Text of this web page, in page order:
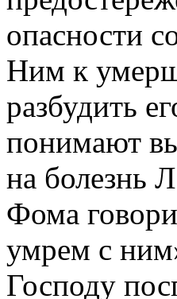
опасности
Ним к
разбудить
понимают
на болезнь
Фома
умрем с
Господу